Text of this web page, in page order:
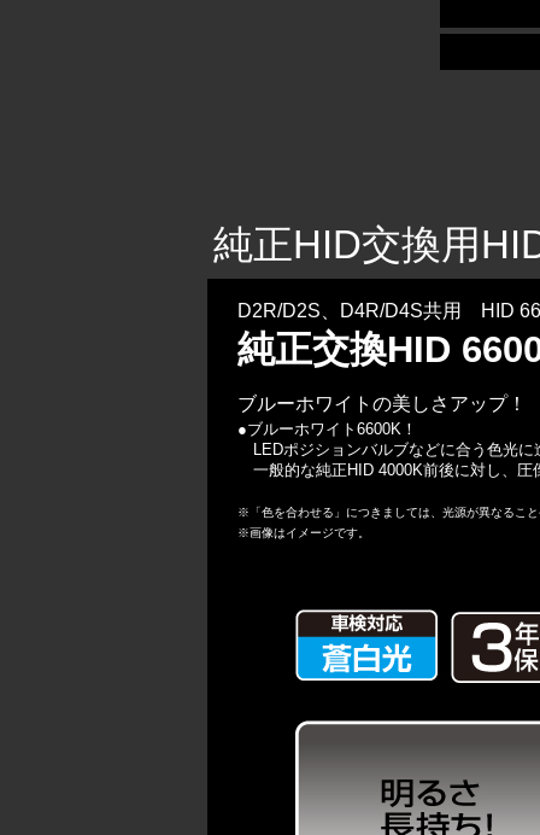
純正HID交換用
D2R/D2S、D4R/D4S共用 HID
純正交換HID
ブルーホワイトの美しさアップ！
●ブルーホワイト6600K！
LEDポジションバルブなどに合う色光に
一般的な純正HID 4000K前後に対し、圧
※「色を合わせる」につきましては、光源が異なるこ
※画像はイメージです。